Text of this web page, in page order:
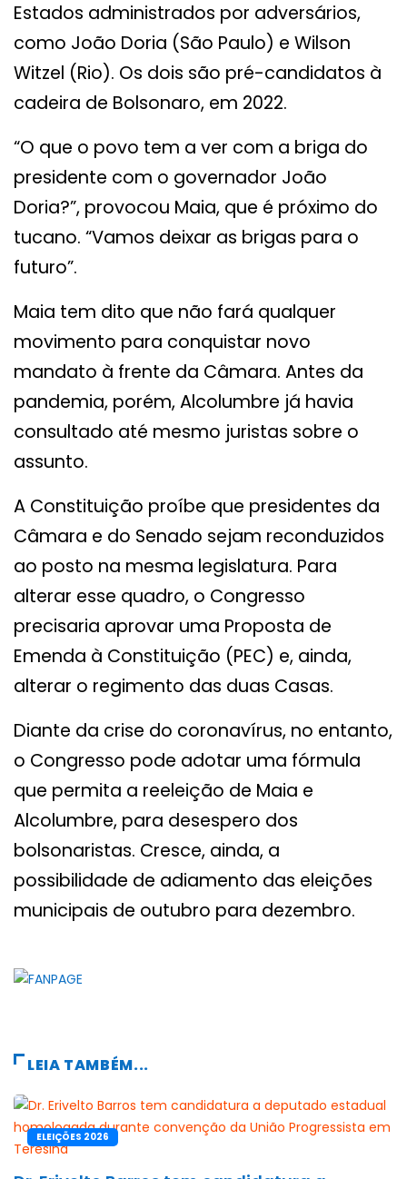
Estados administrados por adversários,
como João Doria (São Paulo) e Wilson
Witzel (Rio). Os dois são pré-candidatos à
cadeira de Bolsonaro, em 2022.
“O que o povo tem a ver com a briga do
presidente com o governador João
Doria?”, provocou Maia, que é próximo do
tucano. “Vamos deixar as brigas para o
futuro”.
Maia tem dito que não fará qualquer
movimento para conquistar novo
mandato à frente da Câmara. Antes da
pandemia, porém, Alcolumbre já havia
consultado até mesmo juristas sobre o
assunto.
A Constituição proíbe que presidentes da
Câmara e do Senado sejam reconduzidos
ao posto na mesma legislatura. Para
alterar esse quadro, o Congresso
precisaria aprovar uma Proposta de
Emenda à Constituição (PEC) e, ainda,
alterar o regimento das duas Casas.
Diante da crise do coronavírus, no entanto,
o Congresso pode adotar uma fórmula
que permita a reeleição de Maia e
Alcolumbre, para desespero dos
bolsonaristas. Cresce, ainda, a
possibilidade de adiamento das eleições
municipais de outubro para dezembro.
LEIA TAMBÉM...
ELEIÇÕES 2026